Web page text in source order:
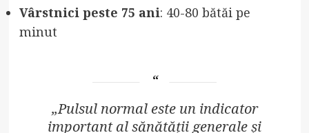
Vârstnici peste 75 ani: 40-80 bătăi pe
minut
„Pulsul normal este un indicator
important al sănătății generale și